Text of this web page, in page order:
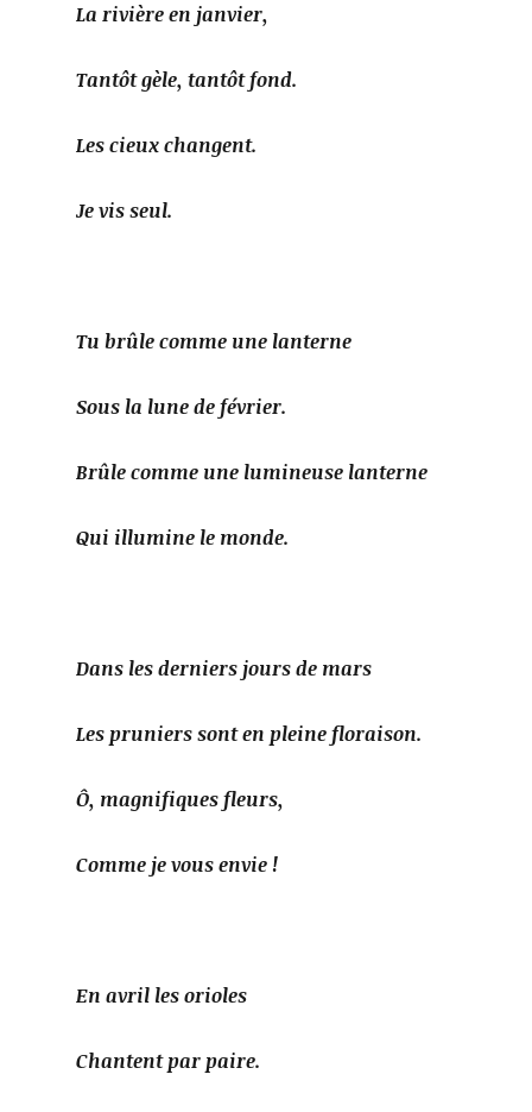
La rivière en janvier,
Tantôt gèle, tantôt fond.
Les cieux changent.
Je vis seul.
Tu brûle comme une lanterne
Sous la lune de février.
Brûle comme une lumineuse lanterne
Qui illumine le monde.
Dans les derniers jours de mars
Les pruniers sont en pleine floraison.
Ô, magnifiques fleurs,
Comme je vous envie !
En avril les orioles
Chantent par paire.